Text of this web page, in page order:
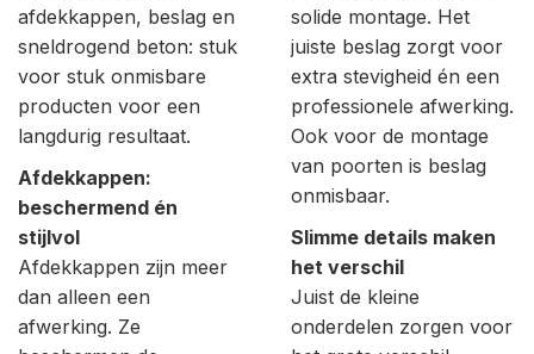
afdekkappen, beslag en
sneldrogend beton: stuk
voor stuk onmisbare
producten voor een
langdurig resultaat.
Afdekkappen:
beschermend én
stijlvol
Afdekkappen zijn meer
dan alleen een
afwerking. Ze
solide montage. Het
juiste beslag zorgt voor
extra stevigheid én een
professionele afwerking.
Ook voor de montage
van poorten is beslag
onmisbaar.
Slimme details maken
het verschil
Juist de kleine
onderdelen zorgen voor